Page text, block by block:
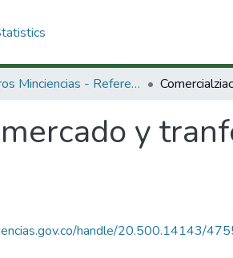
Libros Minciencias - Referenciales
y
handle/20.500.14143/